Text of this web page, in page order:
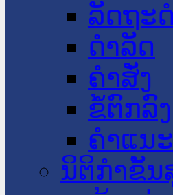
ລັດຖະ
ດໍາລັດ
ຄໍາສັ່ງ
ຂໍ້ຕົກລົງ
ຄໍາແນ
ນິຕິກຳຂັ້ນ